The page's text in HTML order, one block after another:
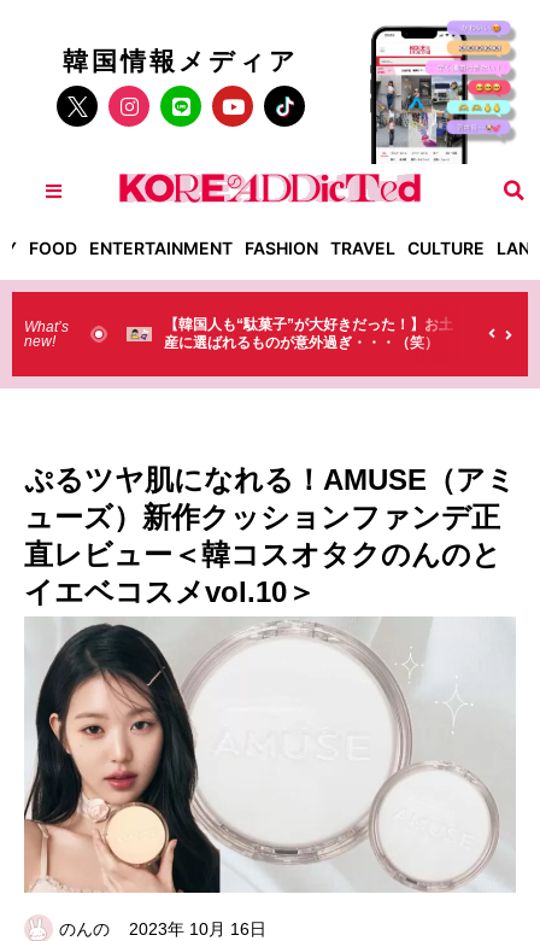
韓国情報メディア
FOOD ENTERTAINMENT FASHION TRAVEL CULTURE
What’s
new!
た！】お土
・（笑）
【そんなものまで買っていくの？】日本のド
ラストで韓国人が買うものがちょっと…
ぷるツヤ肌になれる！AMUSE（アミ
ューズ）新作クッションファンデ正
直レビュー＜韓コスオタクのんのと
イエベコスメvol.10＞
のんの 2023年 10月 16日